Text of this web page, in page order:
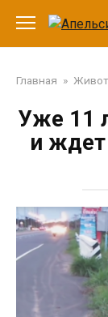
контенту
Главная »
Уже 11
и ждет